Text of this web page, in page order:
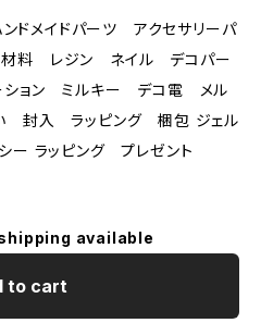
ドメイドパーツ アクセサリーパ
レジン ネイル デコパー
ション ミルキー デコ電 メル
封入 ラッピング 梱包 ジェル
ー ラッピング プレゼント
available
to cart